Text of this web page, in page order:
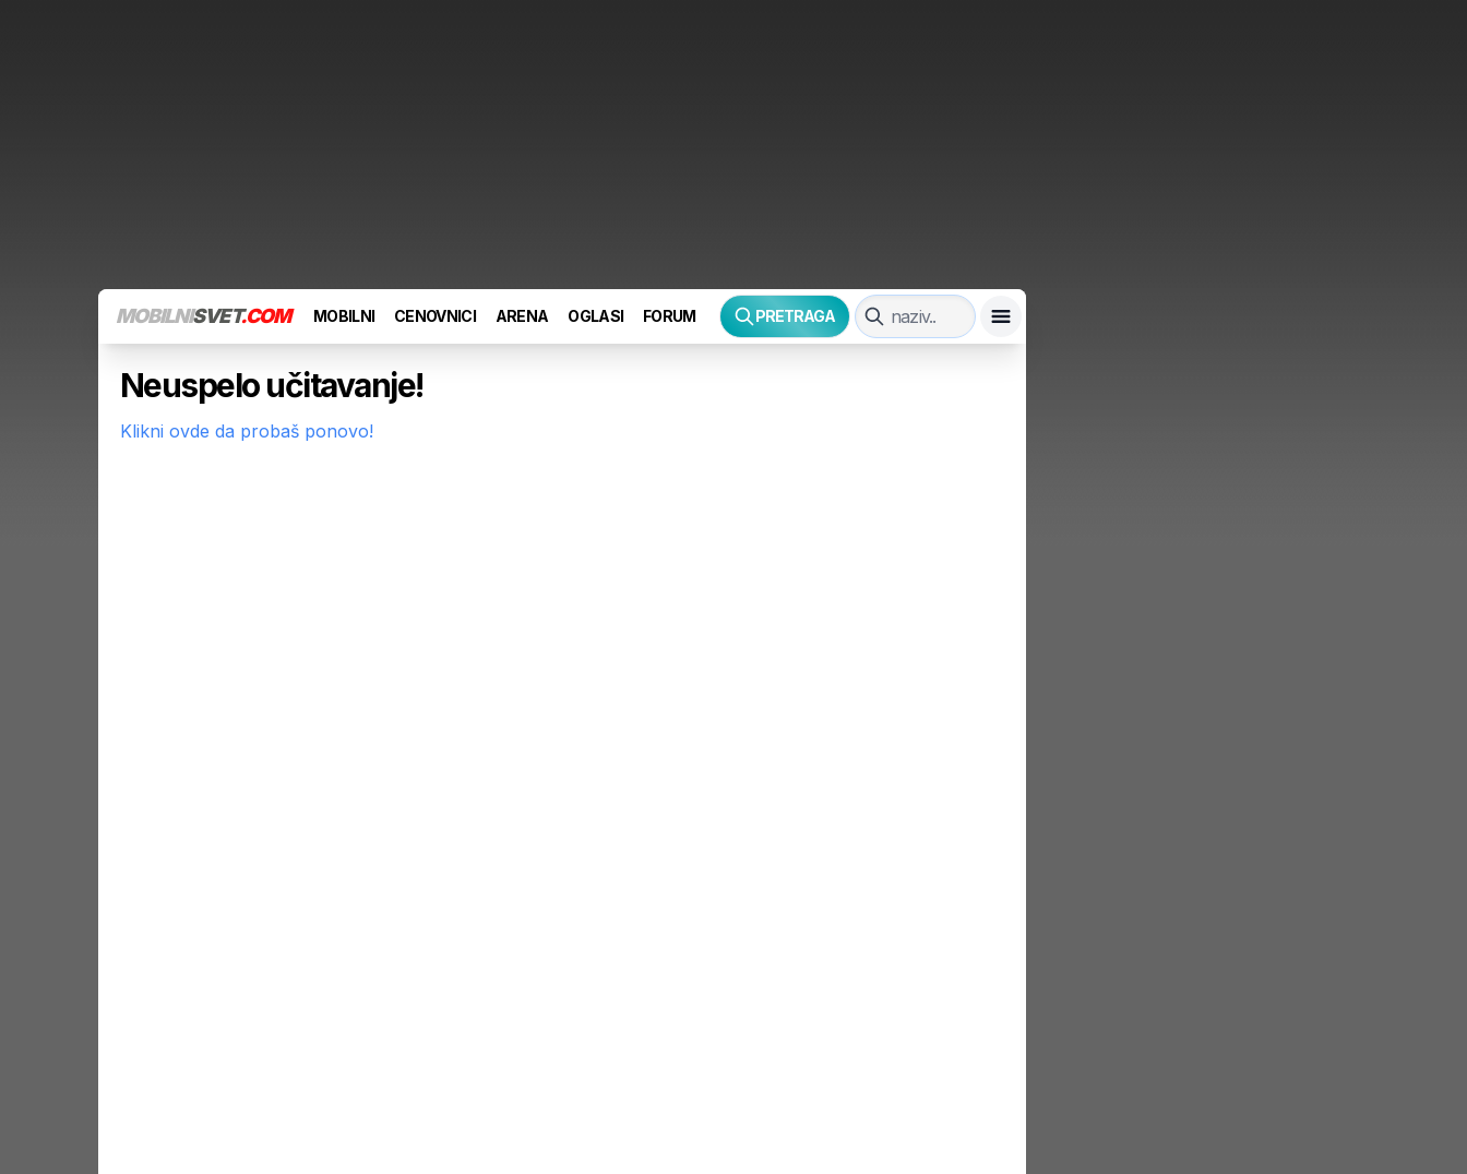
MOBILNISVET.COM MOBILNI CENOVNICI ARENA OGLASI FORUM PRETRAGA
Neuspelo učitavanje!
Klikni ovde da probaš ponovo!